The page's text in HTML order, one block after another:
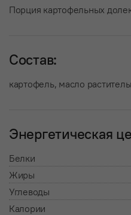
Порция картофельных
Состав:
картофель, масло
Энергетическая
Белки
Жиры
Углеводы
Калории